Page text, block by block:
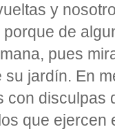
y
de
pues
jardín. En
con
que